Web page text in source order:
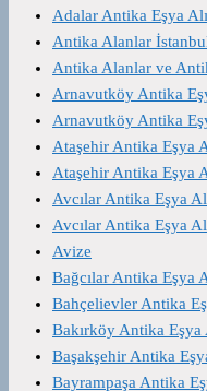
Adalar Antika Eşya
Antika Alanlar
Antika Alanlar ve
Arnavutköy Antika
Arnavutköy Antika
Ataşehir Antika Eşya
Ataşehir Antika Eşya
Avcılar Antika Eşya
Avcılar Antika Eşya
Avize
Bağcılar Antika Eşya
Bahçelievler Antika
Bakırköy Antika Eşya
Başakşehir Antika
Bayrampaşa Antika